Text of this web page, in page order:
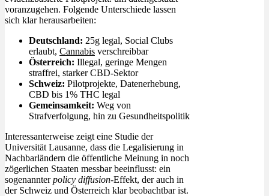
voranzugehen. Folgende Unterschiede lassen
sich klar herausarbeiten:
Deutschland: 25g legal, Social Clubs
erlaubt, Cannabis verschreibbar
Österreich: Illegal, geringe Mengen
straffrei, starker CBD-Sektor
Schweiz: Pilotprojekte, Datenerhebung,
CBD bis 1% THC legal
Gemeinsamkeit: Weg von
Strafverfolgung, hin zu Gesundheitspolitik
Interessanterweise zeigt eine Studie der
Universität Lausanne, dass die Legalisierung in
Nachbarländern die öffentliche Meinung in noch
zögerlichen Staaten messbar beeinflusst: ein
sogenannterpolicy diffusion-Effekt, der auch in
der Schweiz und Österreich klar beobachtbar ist.